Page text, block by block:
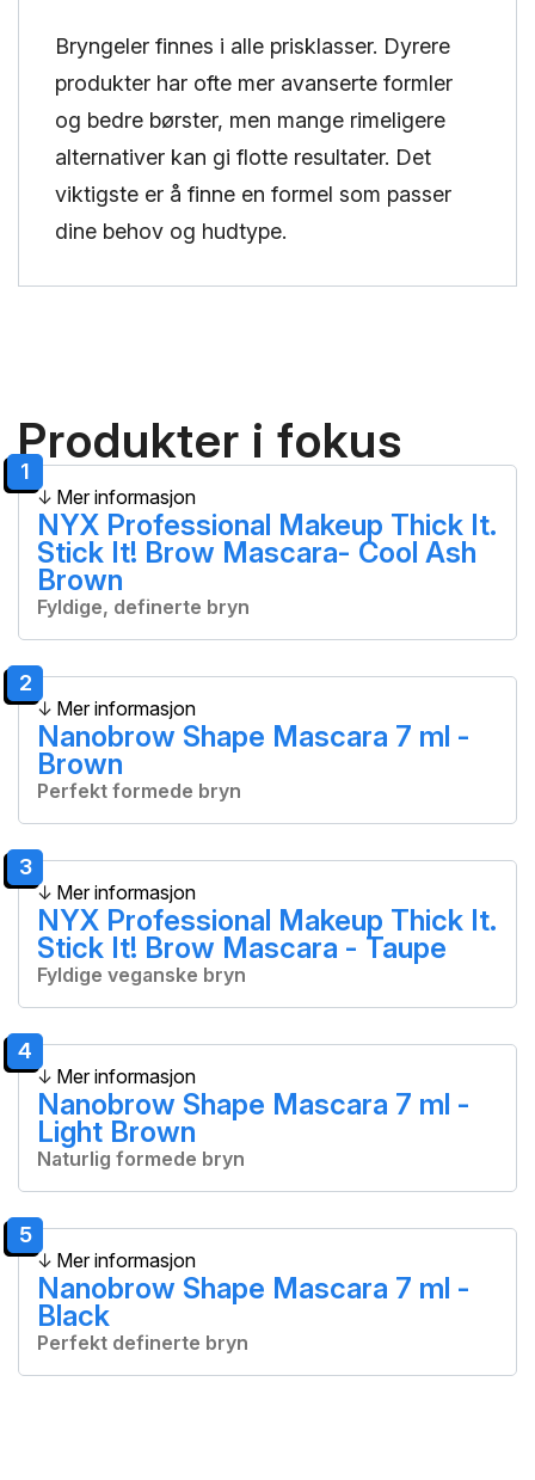
Bryngeler finnes i alle prisklasser. Dyrere
produkter har ofte mer avanserte formler
og bedre børster, men mange rimeligere
alternativer kan gi flotte resultater. Det
viktigste er å finne en formel som passer
dine behov og hudtype.
Produkter i fokus
1
Fyldige, definerte bryn
NYX Professional Makeup Thick It.
Stick It! Brow Mascara- Cool Ash
Brown
Mer informasjon
2
Perfekt formede bryn
Nanobrow Shape Mascara 7 ml -
Brown
Mer informasjon
3
Fyldige veganske bryn
NYX Professional Makeup Thick It.
Stick It! Brow Mascara - Taupe
Mer informasjon
4
Naturlig formede bryn
Nanobrow Shape Mascara 7 ml -
Light Brown
Mer informasjon
5
Perfekt definerte bryn
Nanobrow Shape Mascara 7 ml -
Black
Mer informasjon